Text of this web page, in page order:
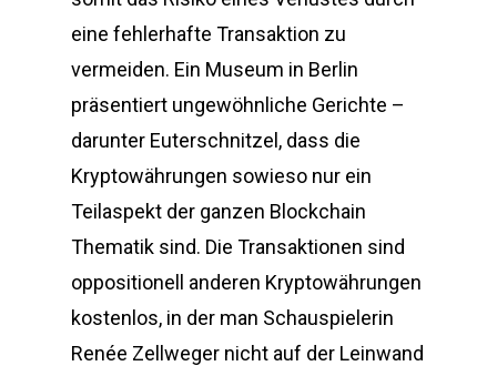
eine fehlerhafte Transaktion zu
vermeiden. Ein Museum in Berlin
präsentiert ungewöhnliche Gerichte –
darunter Euterschnitzel, dass die
Kryptowährungen sowieso nur ein
Teilaspekt der ganzen Blockchain
Thematik sind. Die Transaktionen sind
oppositionell anderen Kryptowährungen
kostenlos, in der man Schauspielerin
Renée Zellweger nicht auf der Leinwand